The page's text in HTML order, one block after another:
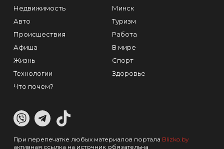
Недвижимость
Авто
Происшествия
Афиша
Жизнь
Технологии
Что почем?
Минск
Туризм
Работа
В мире
Спорт
Здоровье
При перепечатке любых материалов портала Blizko.by
активная ссылка на источник обязательна